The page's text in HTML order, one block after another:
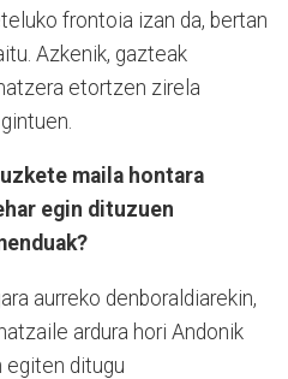
frontoia izan da, bertan
Azkenik, gazteak
etortzen zirela
maila hontara
egin dituzuen
aurreko denboraldiarekin,
ardura hori Andonik
egiten ditugu